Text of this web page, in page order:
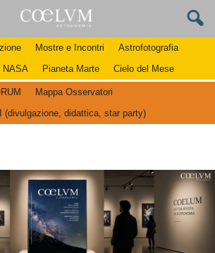
Mostre e Incontri
Astrofotografia
NASA Pianeta Marte Cielo del Mese
Mappa Osservatori
(divulgazione, didattica, star party)